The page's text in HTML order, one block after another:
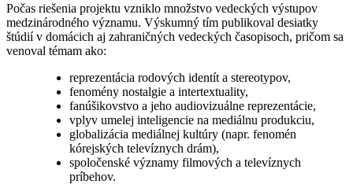
Počas riešenia projektu vzniklo množstvo vedeckých výstupov
medzinárodného významu. Výskumný tím publikoval desiatky
štúdií v domácich aj zahraničných vedeckých časopisoch, pričom sa
venoval témam ako:
reprezentácia rodových identít a stereotypov,
fenomény nostalgie a intertextuality,
fanúšikovstvo a jeho audiovizuálne reprezentácie,
vplyv umelej inteligencie na mediálnu produkciu,
globalizácia mediálnej kultúry (napr. fenomén
kórejských televíznych drám),
spoločenské významy filmových a televíznych
príbehov.